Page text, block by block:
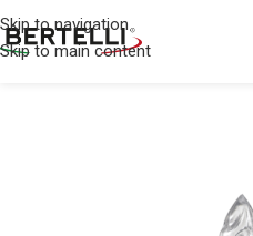
Skip to navigation
Skip to main content